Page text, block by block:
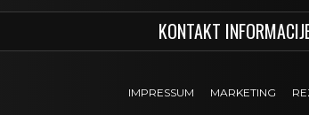
KONTAKT
IMPRESSUM MARKETING